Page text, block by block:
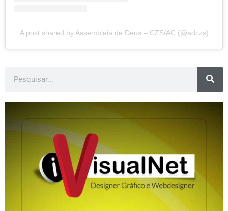
A post shared by Assembleia de Deus – CZS/AC (@adczs)